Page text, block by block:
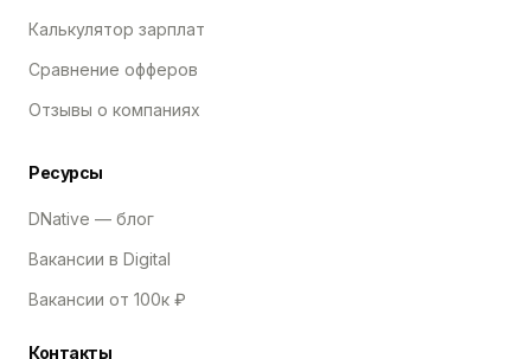
Калькулятор зарплат
Сравнение офферов
Отзывы о компаниях
Ресурсы
DNative — блог
Вакансии в Digital
Вакансии от 100к ₽
Контакты